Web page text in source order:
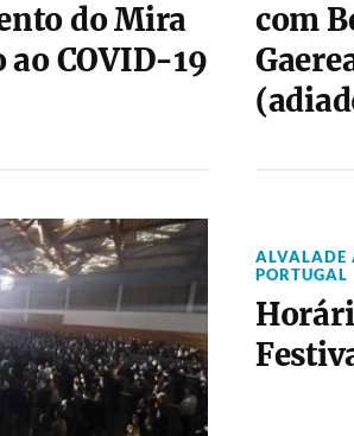
do Mira
ao COVID-19
com
ALVALADE
PORTUGAL